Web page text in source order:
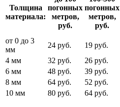
Толщина
материала:
погонных
метров,
руб.
погонных
метров,
руб.
от 0 до 3
мм
24 руб. 19 руб.
4 мм
32 руб. 26 руб.
6 мм
48 руб. 39 руб.
8 мм
64 руб. 52 руб.
10 мм
80 руб. 64 руб.